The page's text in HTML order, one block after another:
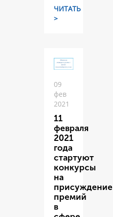
ЧИТАТЬ
>
09
фев
2021
11
февраля
2021
года
стартуют
конкурсы
на
присуждение
премий
в